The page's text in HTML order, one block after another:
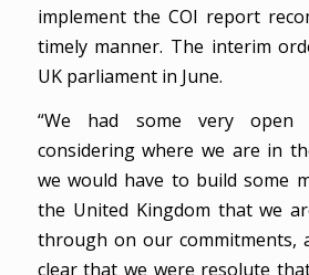
implement the COI report
timely manner. The interim
UK parliament in June.
“We had some very open
considering where we are in
we would have to build some
the United Kingdom that we
through on our commitments,
clear that we were resolute